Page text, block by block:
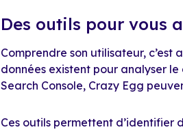
Des outils pour vous
Comprendre son utilisateur, c’est
données existent pour analyser
Search Console, Crazy Egg
Ces outils permettent d’identifier